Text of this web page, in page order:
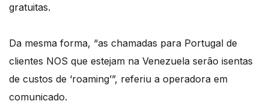
gratuitas.
Da mesma forma, “as chamadas para Portugal de
clientes NOS que estejam na Venezuela serão isentas
de custos de ‘roaming’”, referiu a operadora em
comunicado.